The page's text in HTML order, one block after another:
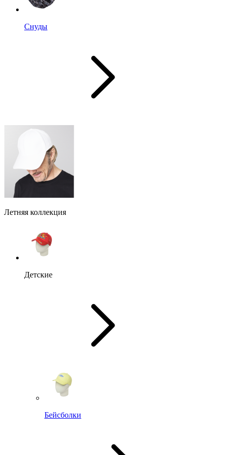
Снуды
Летняя коллекция
Детские
Бейсболки